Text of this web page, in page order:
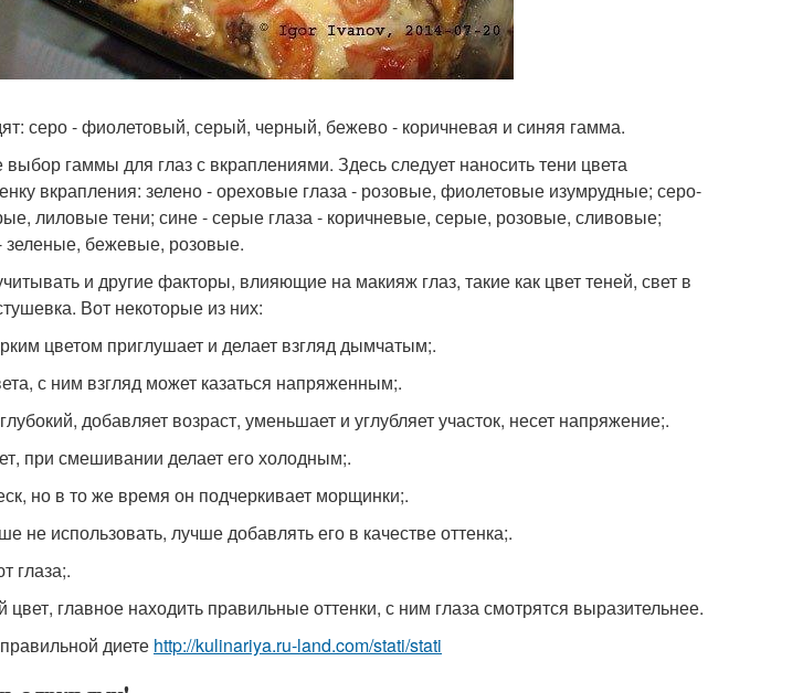
серо - фиолетовый, серый, черный, бежево - коричневая и синяя гамма.
гаммы для глаз с вкраплениями. Здесь следует наносить тени цвета
вкрапления: зелено - ореховые глаза - розовые, фиолетовые изумрудные; серо-
лиловые тени; сине - серые глаза - коричневые, серые, розовые, сливовые;
зеленые, бежевые, розовые.
и другие факторы, влияющие на макияж глаз, такие как цвет теней, свет в
Вот некоторые из них:
цветом приглушает и делает взгляд дымчатым;.
с ним взгляд может казаться напряженным;.
добавляет возраст, уменьшает и углубляет участок, несет напряжение;.
при смешивании делает его холодным;.
но в то же время он подчеркивает морщинки;.
не использовать, лучше добавлять его в качестве оттенка;.
глаза;.
главное находить правильные оттенки, с ним глаза смотрятся выразительнее.
диете http://kulinariya.ru-land.com/stati/stati